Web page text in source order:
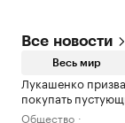
Все новости
Весь мир
Лукашенко
покупать
Общество